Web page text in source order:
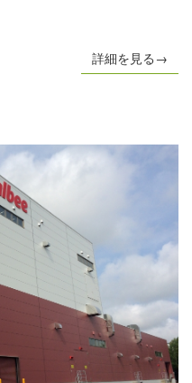
詳細を見る→